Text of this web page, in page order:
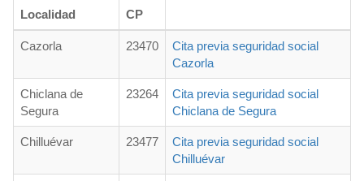
Localidad
CP
Cazorla 23470
Cita previa seguridad social
Cazorla
Chiclana de
Segura
23264
Cita previa seguridad social
Chiclana de Segura
Chilluévar 23477
Cita previa seguridad social
Chilluévar